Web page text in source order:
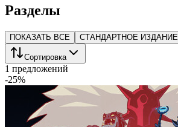
Разделы
ПОКАЗАТЬ ВСЕ СТАНДАРТНОЕ ИЗДАНИЕ
Сортировка
1 предложений
-25%